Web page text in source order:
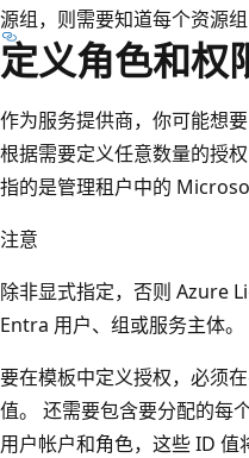
源组，则需要知道每个资源组
定义角色和权
作为服务提供商，你可能想
根据需要定义任意数量的授
指的是管理租户中的
注意
除非显式指定，否则 Azure
Entra 用户、组或服务主体。
要在模板中定义授权，必须
值。 还需要包含要分配的每
用户帐户和角色，这些 ID 值